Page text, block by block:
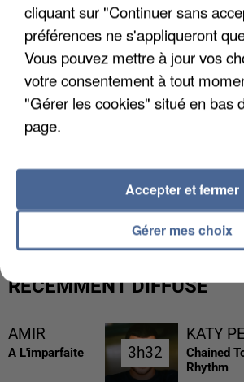
UNE TOURISTE DE L’OISE
COULÉE DE BOUE EN HAUTE-
RÉCEMMENT DIFFUSÉ
AMIR
A L'imparfaite 3h32
3h32
KATY
Chained
Rhythm
cliquant sur "Continuer sans
préférences ne s'appliqueront
Vous pouvez mettre à jour vos
votre consentement à tout
"Gérer les cookies" situé en bas
page.
Gérer mes choix
Accepter et fermer